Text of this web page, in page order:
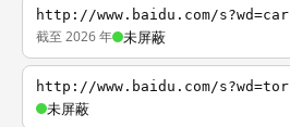
http://www.baidu.com/s?wd=car
截至 2026 年 未屏蔽
http://www.baidu.com/s?wd=tor
未屏蔽